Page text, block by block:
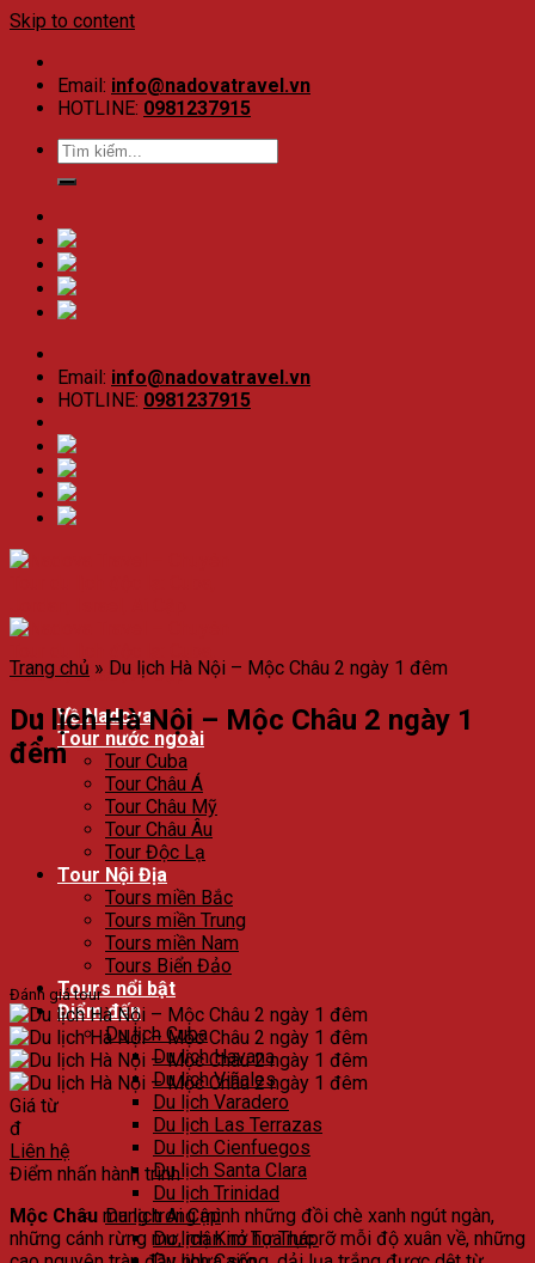
Skip to content
Email: info@nadovatravel.vn
HOTLINE: 0981237915
Email: info@nadovatravel.vn
HOTLINE: 0981237915
Về Nadova
Tour nước ngoài
Tour Cuba
Tour Châu Á
Tour Châu Mỹ
Tour Châu Âu
Tour Độc Lạ
Tour Nội Địa
Tours miền Bắc
Tours miền Trung
Tours miền Nam
Tours Biển Đảo
Tours nổi bật
Điểm đến
Du lịch Cuba
Du lịch Havana
Du lịch Viñales
Du lịch Varadero
Du lịch Las Terrazas
Du lịch Cienfuegos
Du lịch Santa Clara
Du lịch Trinidad
Du lịch Ai Cập
Du lịch Kim Tự Tháp
Trang chủ » Du lịch Hà Nội – Mộc Châu 2 ngày 1 đêm
Du lịch Hà Nội – Mộc Châu 2 ngày 1
đêm
Đánh giá tour
Giá từ
đ
Liên hệ
Điểm nhấn hành trình
Mộc Châu mang trong mình những đồi chè xanh ngút ngàn,
những cánh rừng mơ, mận nở hoa rực rỡ mỗi độ xuân về, những